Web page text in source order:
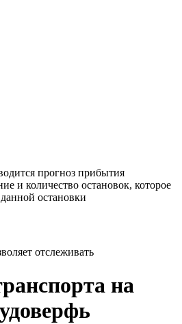
прогноз прибытия
и количество остановок, которое
остановки
отслеживать
на